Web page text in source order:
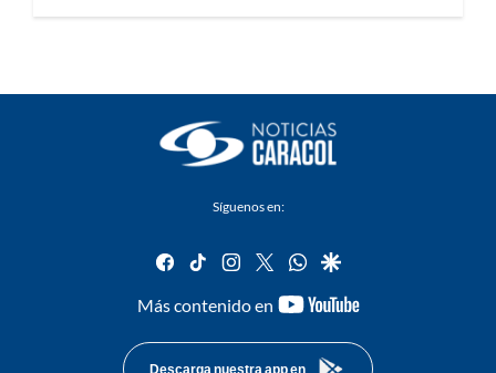
Síguenos en:
facebook
tiktok instagram
twitterwhatsapp
google
Más contenido en
youtube-
Descarga nuestra app en